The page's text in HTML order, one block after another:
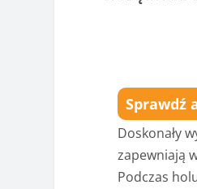
Sprawdź
Doskonały
zapewniają
Podczas